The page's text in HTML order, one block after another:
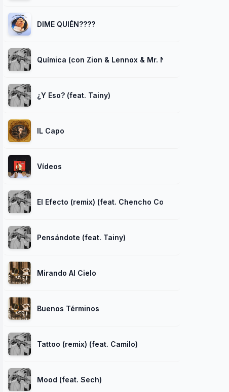
DIME QUIÉN????
Química (con Zion & Lennox & Mr. Naisgai, part. The
¿Y Eso? (feat. Tainy)
IL Capo
Vídeos
El Efecto (remix) (feat. Chencho Corleone, Kevvo,
Pensándote (feat. Tainy)
Mirando Al Cielo
Buenos Términos
Tattoo (remix) (feat. Camilo)
Mood (feat. Sech)